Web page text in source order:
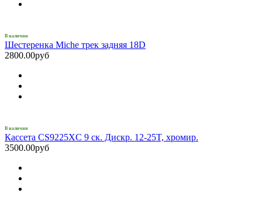
В наличии
Шестеренка Miche трек задняя 18D
2800.00руб
В наличии
Кассета CS9225XC 9 ск. Дискр. 12-25T, хромир.
3500.00руб